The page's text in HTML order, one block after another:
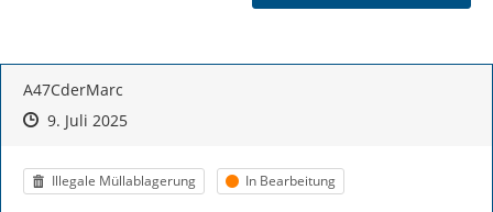
A47CderMarc
Zeitpunkt des Erstellens
Zeitpunkt des Erstellens
9. Juli 2025Zur Äußerung
Kategorie
Illegale Müllablagerung Status
In Bearbeitung